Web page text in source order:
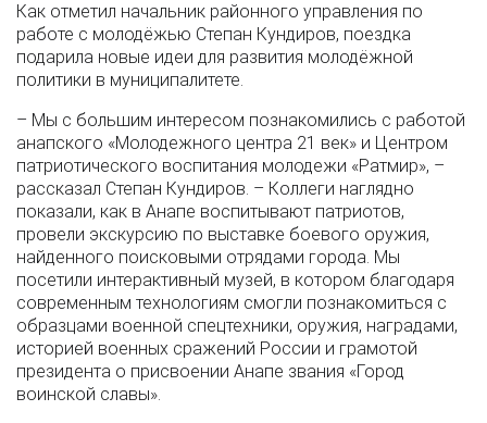
Как отметил начальник районного управления по
работе с молодёжью Степан Кундиров, поездка
подарила новые идеи для развития молодёжной
политики в муниципалитете.
– Мы с большим интересом познакомились с работой
анапского «Молодежного центра 21 век» и Центром
патриотического воспитания молодежи «Ратмир», –
рассказал Степан Кундиров. – Коллеги наглядно
показали, как в Анапе воспитывают патриотов,
провели экскурсию по выставке боевого оружия,
найденного поисковыми отрядами города. Мы
посетили интерактивный музей, в котором благодаря
современным технологиям смогли познакомиться с
образцами военной спецтехники, оружия, наградами,
историей военных сражений России и грамотой
президента о присвоении Анапе звания «Город
воинской славы».